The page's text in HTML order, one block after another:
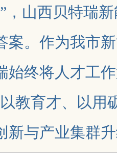
，山西贝特瑞
案。作为我市
始终将人才工
教育才、以用
新与产业集群